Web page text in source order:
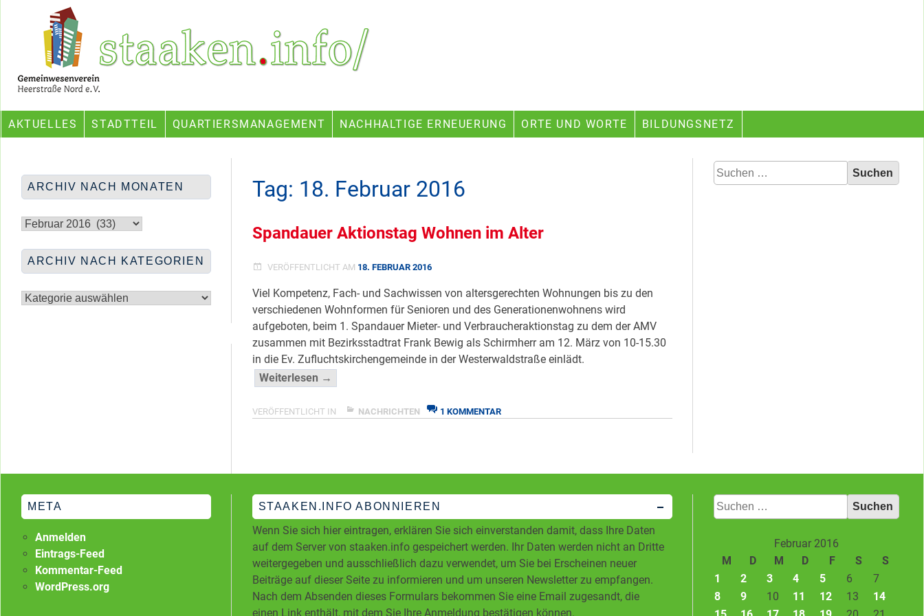
Ein Projekt des Gemeinwesenvereins Heerstraße Nord
AKTUELLES STADTTEIL QUARTIERSMANAGEMENT NACHHALTIGE ERNEUERUNG ORTE UND WORTE BILDUNGSNETZ
Tag: 18. Februar 2016
Spandauer Aktionstag Wohnen im Alter
VERÖFFENTLICHT AM 18. FEBRUAR 2016
Viel Kompetenz, Fach- und Sachwissen von altersgerechten Wohnungen bis zu den
verschiedenen Wohnformen für Senioren und des Generationenwohnens wird
aufgeboten, beim 1. Spandauer Mieter- und Verbraucheraktionstag zu dem der AMV
zusammen mit Bezirksstadtrat Frank Bewig als Schirmherr am 12. März von 10-15.30
in die Ev. Zufluchtskirchengemeinde in der Westerwaldstraße einlädt.
Weiterlesen →
Wohnen
VERÖFFENTLICHT IN NACHRICHTEN 1 KOMMENTARZU
ALTER
ARCHIV NACH MONATEN
nach
ARCHIV NACH KATEGORIEN
nach
Suchen
nach:
STAAKEN.INFO ABONNIEREN
Wenn Sie sich hier eintragen, erklären Sie sich einverstanden damit, dass Ihre Daten
auf dem Server von staaken.info gespeichert werden. Ihr Daten werden nicht an Dritte
weitergegeben und ausschließlich dazu verwendet, um Sie bei Erscheinen neuer
Beiträge auf dieser Seite zu informieren und um unseren Newsletter zu empfangen.
Nach dem Absenden dieses Formulars bekommen Sie eine Email zugesandt, die
einen Link enthält, mit dem Sie Ihre Anmeldung bestätigen können.
META
Anmelden
Eintrags-Feed
Kommentar-Feed
WordPress.org
Suchen
nach:
Februar 2016
M
D M D F S
S
1
2 3 4 5 6
7
8
9 10 11 12 13
14